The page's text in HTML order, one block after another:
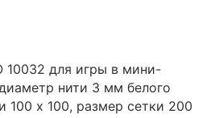
10032 для игры в мини-
нити 3 мм белого
100 х 100, размер сетки 200